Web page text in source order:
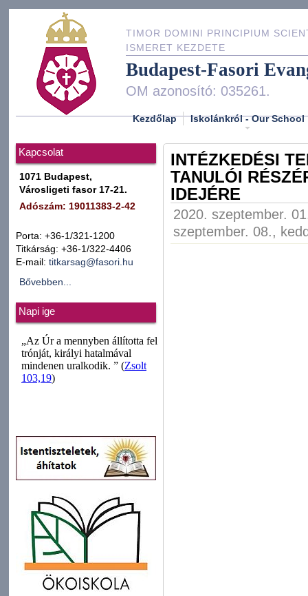
TIMOR DOMINI PRINCIPIUM
ISMERET KEZDETE
Budapest-Fasori
OM azonosító: 035261.
Kezdőlap Iskolánkról - Our School
Kapcsolat
1071 Budapest,
Városligeti fasor 17-21.
Adószám: 19011383-2-42
Porta: +36-1/321-1200
Titkárság: +36-1/322-4406
E-mail: titkarsag@fasori.hu
Bővebben...
Napi ige
INTÉZKEDÉSI
TANULÓI
IDEJÉRE
2020. szeptember.
szeptember. 08.,